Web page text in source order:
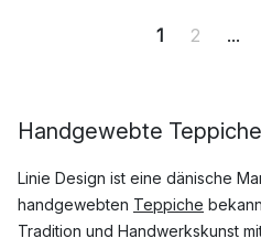
1 2 ...
Handgewebte
Linie Design ist eine dänische
handgewebten Teppiche
Tradition und Handwerkskunst